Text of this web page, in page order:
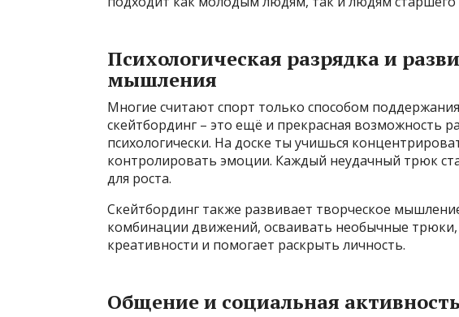
Психологическая разрядка и
мышления
Многие считают спорт только способом
скейтбординг – это ещё и прекрасная возможность
психологически. На доске ты учишься
контролировать эмоции. Каждый неудачный трюк
для роста.
Скейтбординг также развивает творческое
комбинации движений, осваивать необычные трюки,
креативности и помогает раскрыть личность.
Общение и социальная активность